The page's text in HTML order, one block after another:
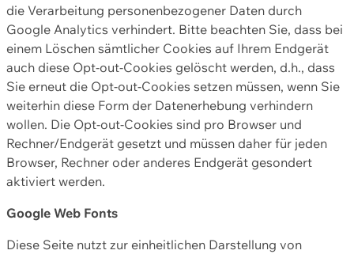
die Verarbeitung personenbezogener Daten durch
Google Analytics verhindert. Bitte beachten Sie, dass bei
einem Löschen sämtlicher Cookies auf Ihrem Endgerät
auch diese Opt-out-Cookies gelöscht werden, d.h., dass
Sie erneut die Opt-out-Cookies setzen müssen, wenn Sie
weiterhin diese Form der Datenerhebung verhindern
wollen. Die Opt-out-Cookies sind pro Browser und
Rechner/Endgerät gesetzt und müssen daher für jeden
Browser, Rechner oder anderes Endgerät gesondert
aktiviert werden.
Google Web Fonts
Diese Seite nutzt zur einheitlichen Darstellung von